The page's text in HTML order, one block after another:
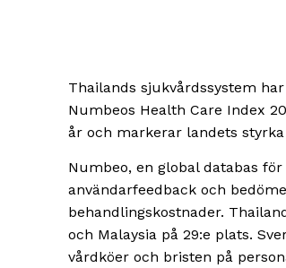
Thailands sjukvårdssystem
Numbeos Health Care Index
år och markerar landets
Numbeo, en global databas
användarfeedback och
behandlingskostnader.
och Malaysia på 29:e plats.
vårdköer och bristen på